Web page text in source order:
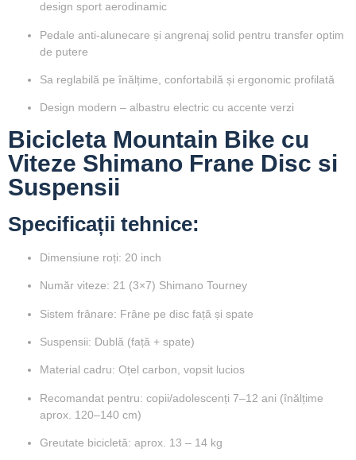
design sport aerodinamic
Pedale anti-alunecare și angrenaj solid pentru transfer optim
de putere
Sa reglabilă pe înălțime , confortabilă și ergonomic profilată
Design modern – albastru electric cu accente verzi
Bicicleta Mountain Bike cu
Viteze Shimano Frane Disc si
Suspensii
Specificații tehnice:
Dimensiune roți: 20 inch
Număr viteze: 21 (3×7) Shimano Tourney
Sistem frânare: Frâne pe disc față și spate
Suspensii: Dublă (față + spate)
Material cadru: Oțel carbon, vopsit lucios
Recomandat pentru: copii/adolescenți 7–12 ani (înălțime
aprox. 120–140 cm)
Greutate bicicletă: aprox. 13 – 14 kg